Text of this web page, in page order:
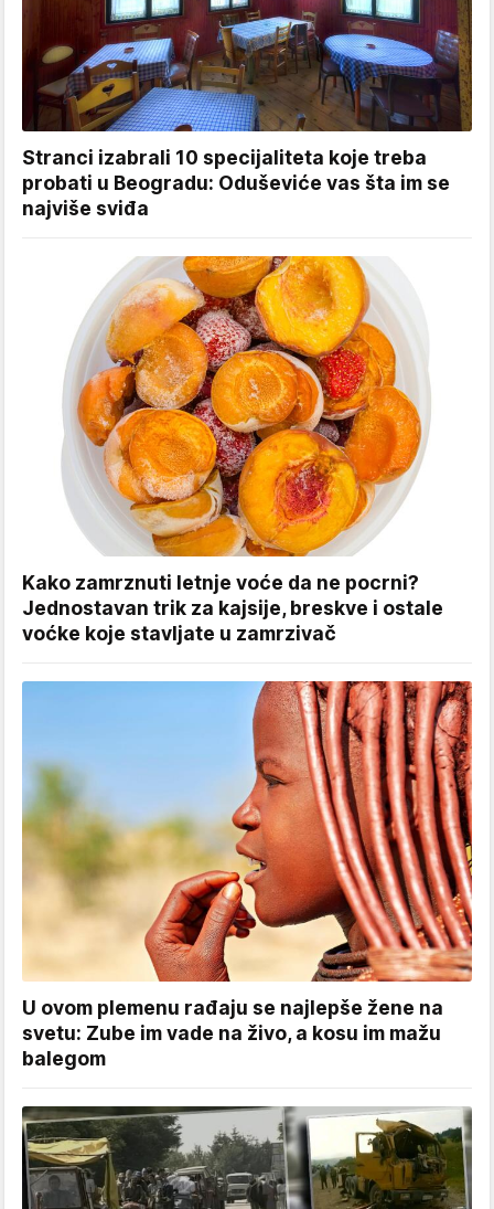
Stranci izabrali 10 specijaliteta koje treba
probati u Beogradu: Oduševiće vas šta im se
najviše sviđa
Kako zamrznuti letnje voće da ne pocrni?
Jednostavan trik za kajsije, breskve i ostale
voćke koje stavljate u zamrzivač
U ovom plemenu rađaju se najlepše žene na
svetu: Zube im vade na živo, a kosu im mažu
balegom